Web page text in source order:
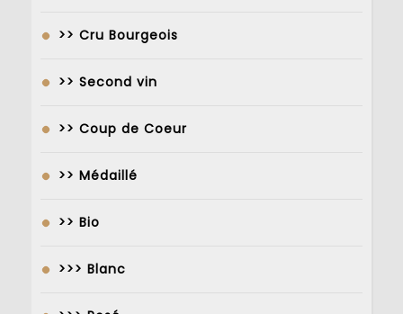
>> Cru Bourgeois
>> Second vin
>> Coup de Coeur
>> Médaillé
>> Bio
>>> Blanc